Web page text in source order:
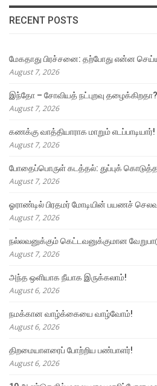
RECENT POSTS
மேகதாது பிரச்சனை: தற்போது என்ன
August 7, 2026
இந்தோ – சோவியத் நட்புறவு தழைக்கிறதா?
August 7, 2026
கணக்கு வாத்தியாராக மாறும் எடப்பாடியார்!
August 7, 2026
போதைப்பொருள் கடத்தல்: துப்புக்
August 7, 2026
ஓராண்டில் பிரதமர் மோடியின் பயணச்
August 7, 2026
நல்லவனுக்கும் கெட்டவனுக்குமான
August 7, 2026
அந்த ஒளியாக நீயாக இருக்கலாம்!
August 6, 2026
நமக்கான வாழ்க்கையை வாழ்வோம்!
August 6, 2026
திறமையாளரைப் போற்றிய பண்பாளர்!
August 6, 2026